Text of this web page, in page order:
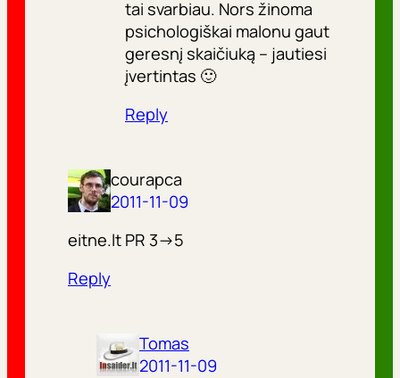
tai svarbiau. Nors žinoma
psichologiškai malonu gaut
geresnį skaičiuką – jautiesi
įvertintas 🙂
Reply
courapca
2011-11-09
eitne.lt PR 3->5
Reply
Tomas
2011-11-09